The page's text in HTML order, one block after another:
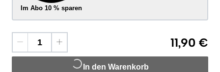
Im Abo 10 % sparen
11,90 €
In den Warenkorb